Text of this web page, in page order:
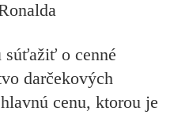
súťažiť o cenné
darčekových
cenu, ktorou je